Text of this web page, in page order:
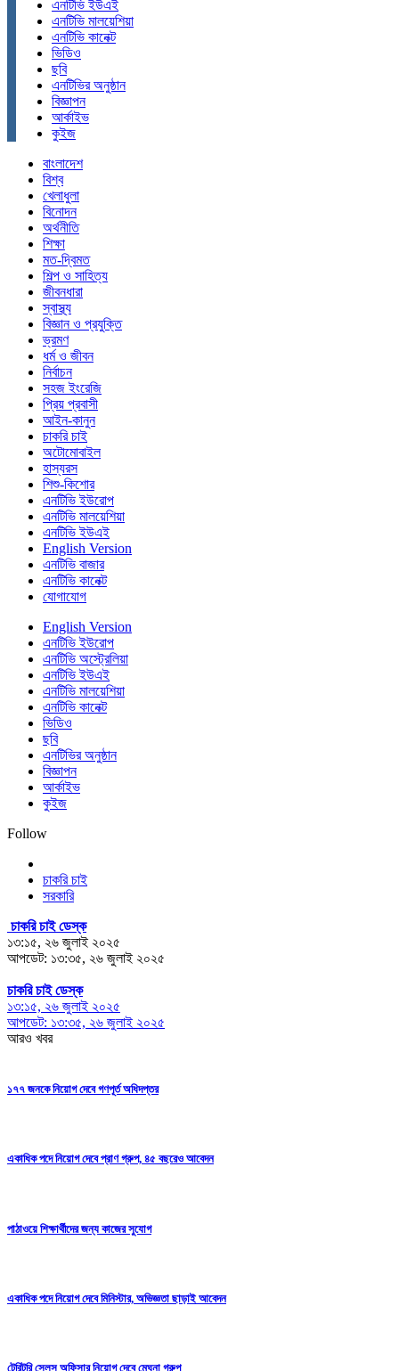
এনটিভি ইউএই
এনটিভি মালয়েশিয়া
এনটিভি কানেক্ট
ভিডিও
ছবি
এনটিভির অনুষ্ঠান
বিজ্ঞাপন
আর্কাইভ
কুইজ
বাংলাদেশ
বিশ্ব
খেলাধুলা
বিনোদন
অর্থনীতি
শিক্ষা
মত-দ্বিমত
শিল্প ও সাহিত্য
জীবনধারা
স্বাস্থ্য
বিজ্ঞান ও প্রযুক্তি
ভ্রমণ
ধর্ম ও জীবন
নির্বাচন
সহজ ইংরেজি
প্রিয় প্রবাসী
আইন-কানুন
চাকরি চাই
অটোমোবাইল
হাস্যরস
শিশু-কিশোর
এনটিভি ইউরোপ
এনটিভি মালয়েশিয়া
এনটিভি ইউএই
English Version
এনটিভি বাজার
এনটিভি কানেক্ট
যোগাযোগ
English Version
এনটিভি ইউরোপ
এনটিভি অস্ট্রেলিয়া
এনটিভি ইউএই
এনটিভি মালয়েশিয়া
এনটিভি কানেক্ট
ভিডিও
ছবি
এনটিভির অনুষ্ঠান
বিজ্ঞাপন
আর্কাইভ
কুইজ
Follow
চাকরি চাই
সরকারি
চাকরি চাই ডেস্ক
১৩:১৫, ২৬ জুলাই ২০২৫
আপডেট: ১৩:৩৫, ২৬ জুলাই ২০২৫
চাকরি চাই ডেস্ক
১৩:১৫, ২৬ জুলাই ২০২৫
আপডেট: ১৩:৩৫, ২৬ জুলাই ২০২৫
আরও খবর
১৭৭ জনকে নিয়োগ দেবে গণপূর্ত অধিদপ্তর
একাধিক পদে নিয়োগ দেবে প্রাণ গ্রুপ, ৪৫ বছরেও আবেদন
পাঠাওয়ে শিক্ষার্থীদের জন্য কাজের সুযোগ
একাধিক পদে নিয়োগ দেবে মিনিস্টার, অভিজ্ঞতা ছাড়াই আবেদন
টেরিটরি সেলস অফিসার নিয়োগ দেবে মেঘনা গ্রুপ